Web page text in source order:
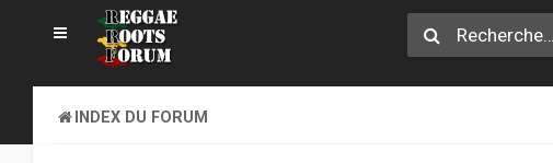
INDEX DU FORUM